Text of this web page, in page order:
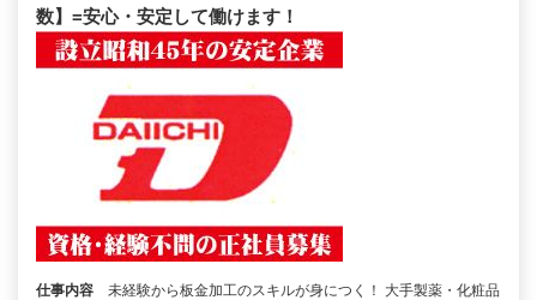
数】=安心・安定して働けます！
仕事内容 未経験から板金加工のスキルが身につく！ 大手製薬・化粧品